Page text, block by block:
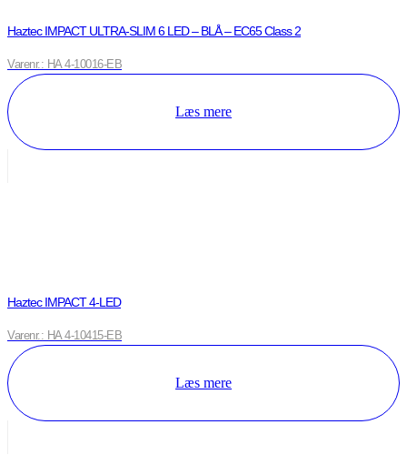
Haztec IMPACT ULTRA-SLIM 6 LED – BLÅ – EC65 Class 2
Varenr.: HA 4-10016-EB
Læs mere
Haztec IMPACT 4-LED
Varenr.: HA 4-10415-EB
Læs mere